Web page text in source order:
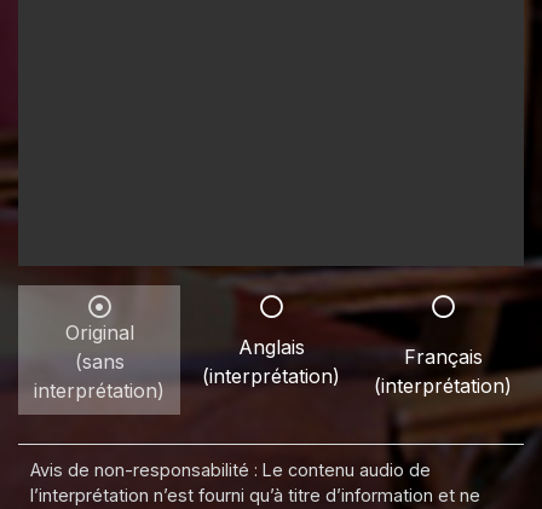
Original
(sans
interprétation)
Anglais
(interprétation)
Français
(interprétation)
Avis de non-responsabilité : Le contenu audio de
l’interprétation n’est fourni qu’à titre d’information et ne